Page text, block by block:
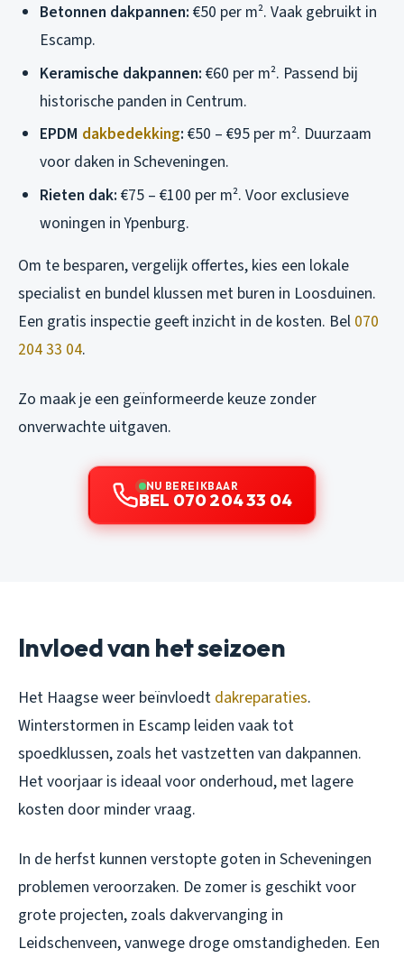
Betonnen dakpannen: €50 per m². Vaak gebruikt in
Escamp.
Keramische dakpannen: €60 per m². Passend bij
historische panden in Centrum.
EPDM dakbedekking: €50 – €95 per m². Duurzaam
voor daken in Scheveningen.
Rieten dak: €75 – €100 per m². Voor exclusieve
woningen in Ypenburg.
Om te besparen, vergelijk offertes, kies een lokale
specialist en bundel klussen met buren in Loosduinen.
Een gratis inspectie geeft inzicht in de kosten. Bel 070
204 33 04.
Zo maak je een geïnformeerde keuze zonder
onverwachte uitgaven.
NU BEREIKBAAR
BEL 070 204 33 04
Invloed van het seizoen
Het Haagse weer beïnvloedt dakreparaties.
Winterstormen in Escamp leiden vaak tot
spoedklussen, zoals het vastzetten van dakpannen.
Het voorjaar is ideaal voor onderhoud, met lagere
kosten door minder vraag.
In de herfst kunnen verstopte goten in Scheveningen
problemen veroorzaken. De zomer is geschikt voor
grote projecten, zoals dakvervanging in
Leidschenveen, vanwege droge omstandigheden. Een